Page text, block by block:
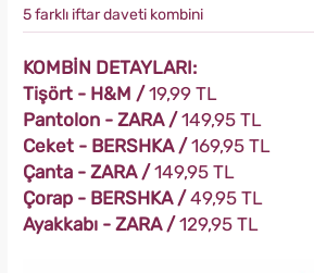
5 farklı iftar daveti kombini
KOMBİN DETAYLARI:
Tişört - H&M /19,99 TL
Pantolon - ZARA /149,95 TL
Ceket - BERSHKA /169,95 TL
Çanta - ZARA /149,95 TL
Çorap - BERSHKA /49,95 TL
Ayakkabı - ZARA /129,95 TL